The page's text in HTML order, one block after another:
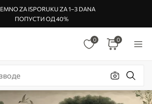
ZA ISPORUKU ZA 1–3 DANA
ПОПУСТИ ОД 40%
0 0